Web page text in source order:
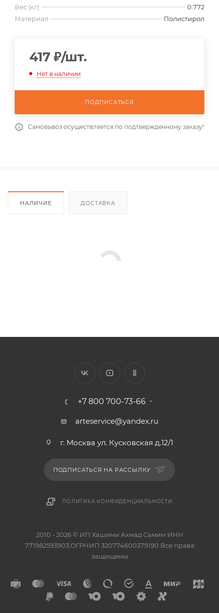
Вес (кг)
0.772
Материал
Полистирол
417 ₽/шт.
Нет в наличии
ПОДПИСАТЬСЯ
Самовывоз осуществляется по подтвержденному заказу!
НАЛИЧИЕ ДОСТАВКА
+7 800 700-73-66
arteservice@yandex.ru
г. Москва ул. Кусковская д.12/1
ПОДПИСАТЬСЯ НА РАССЫЛКУ
ПОЛИТИКА КОНФИДЕНЦИАЛЬНОСТИ
2010 - 2026 © ИП Хашими Ахмад Самим ИНН
771982593903,ОГРНИП 320774600379190 Все права
защищены